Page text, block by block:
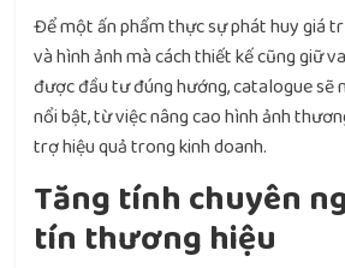
Để một ấn phẩm thực sự phát huy giá
và hình ảnh mà cách thiết kế cũng giữ
được đầu tư đúng hướng, catalogue sẽ
nổi bật, từ việc nâng cao hình ảnh
trợ hiệu quả trong kinh doanh.
Tăng tính chuyên
tín thương hiệu